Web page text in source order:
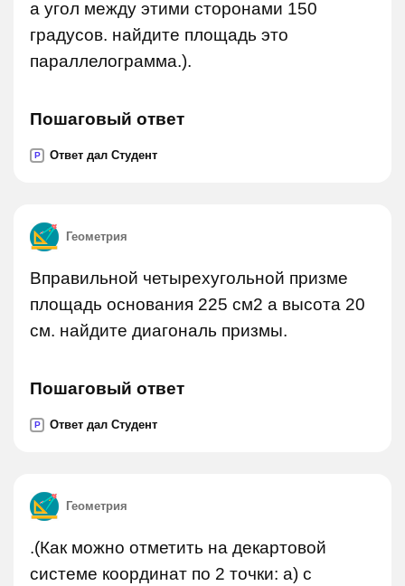
а угол между этими сторонами 150
градусов. найдите площадь это
параллелограмма.).
Пошаговый ответ
P Ответ дал Студент
Геометрия
Вправильной четырехугольной призме
площадь основания 225 см2 а высота 20
см. найдите диагональ призмы.
Пошаговый ответ
P Ответ дал Студент
Геометрия
.(Как можно отметить на декартовой
системе координат по 2 точки: а) с